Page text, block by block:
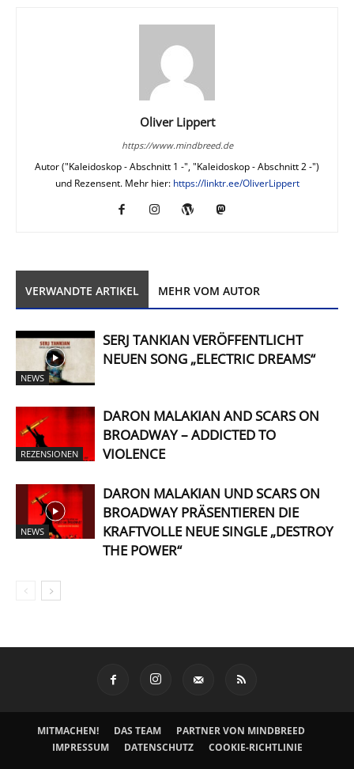
Oliver Lippert
https://www.mindbreed.de
Autor ("Kaleidoskop - Abschnitt 1 -", "Kaleidoskop - Abschnitt 2 -")
und Rezensent. Mehr hier: https://linktr.ee/OliverLippert
VERWANDTE ARTIKEL MEHR VOM AUTOR
NEWS
SERJ TANKIAN VERÖFFENTLICHT
NEUEN SONG „ELECTRIC DREAMS“
REZENSIONEN
DARON MALAKIAN AND SCARS ON
BROADWAY – ADDICTED TO
VIOLENCE
NEWS
DARON MALAKIAN UND SCARS ON
BROADWAY PRÄSENTIEREN DIE
KRAFTVOLLE NEUE SINGLE „DESTROY
THE POWER“
MITMACHEN! DAS TEAM
PARTNER VON MINDBREED
IMPRESSUM
DATENSCHUTZ COOKIE-RICHTLINIE